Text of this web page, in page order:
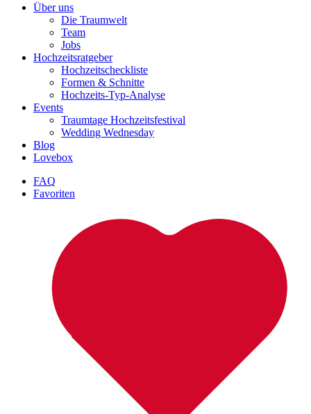
Über uns
Die Traumwelt
Team
Jobs
Hochzeitsratgeber
Hochzeitscheckliste
Formen & Schnitte
Hochzeits-Typ-Analyse
Events
Traumtage Hochzeitsfestival
Wedding Wednesday
Blog
Lovebox
FAQ
Favoriten